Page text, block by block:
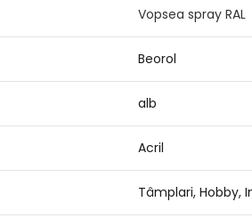
Vopsea spray RAL
Beorol
alb
Acril
Tâmplari, Hobby,